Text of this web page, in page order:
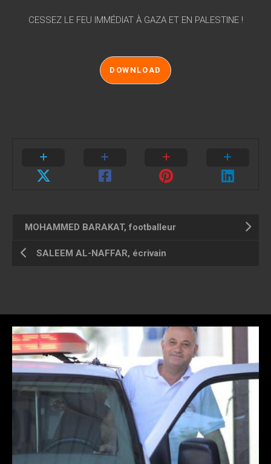
CESSEZ LE FEU IMMÉDIAT À GAZA ET EN PALESTINE !
DOWNLOAD
MOHAMMED BARAKAT, footballeur
SALEEM AL-NAFFAR, écrivain